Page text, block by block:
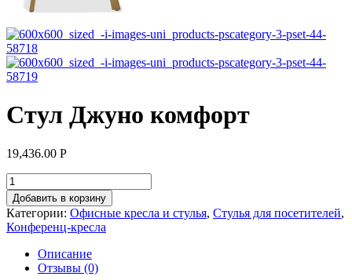
Стул Джуно комфорт
19,436.00 Р
Добавить в корзину
Категории: Офисные кресла и стулья, Стулья для посетителей,
Конференц-кресла
Описание
Отзывы (0)